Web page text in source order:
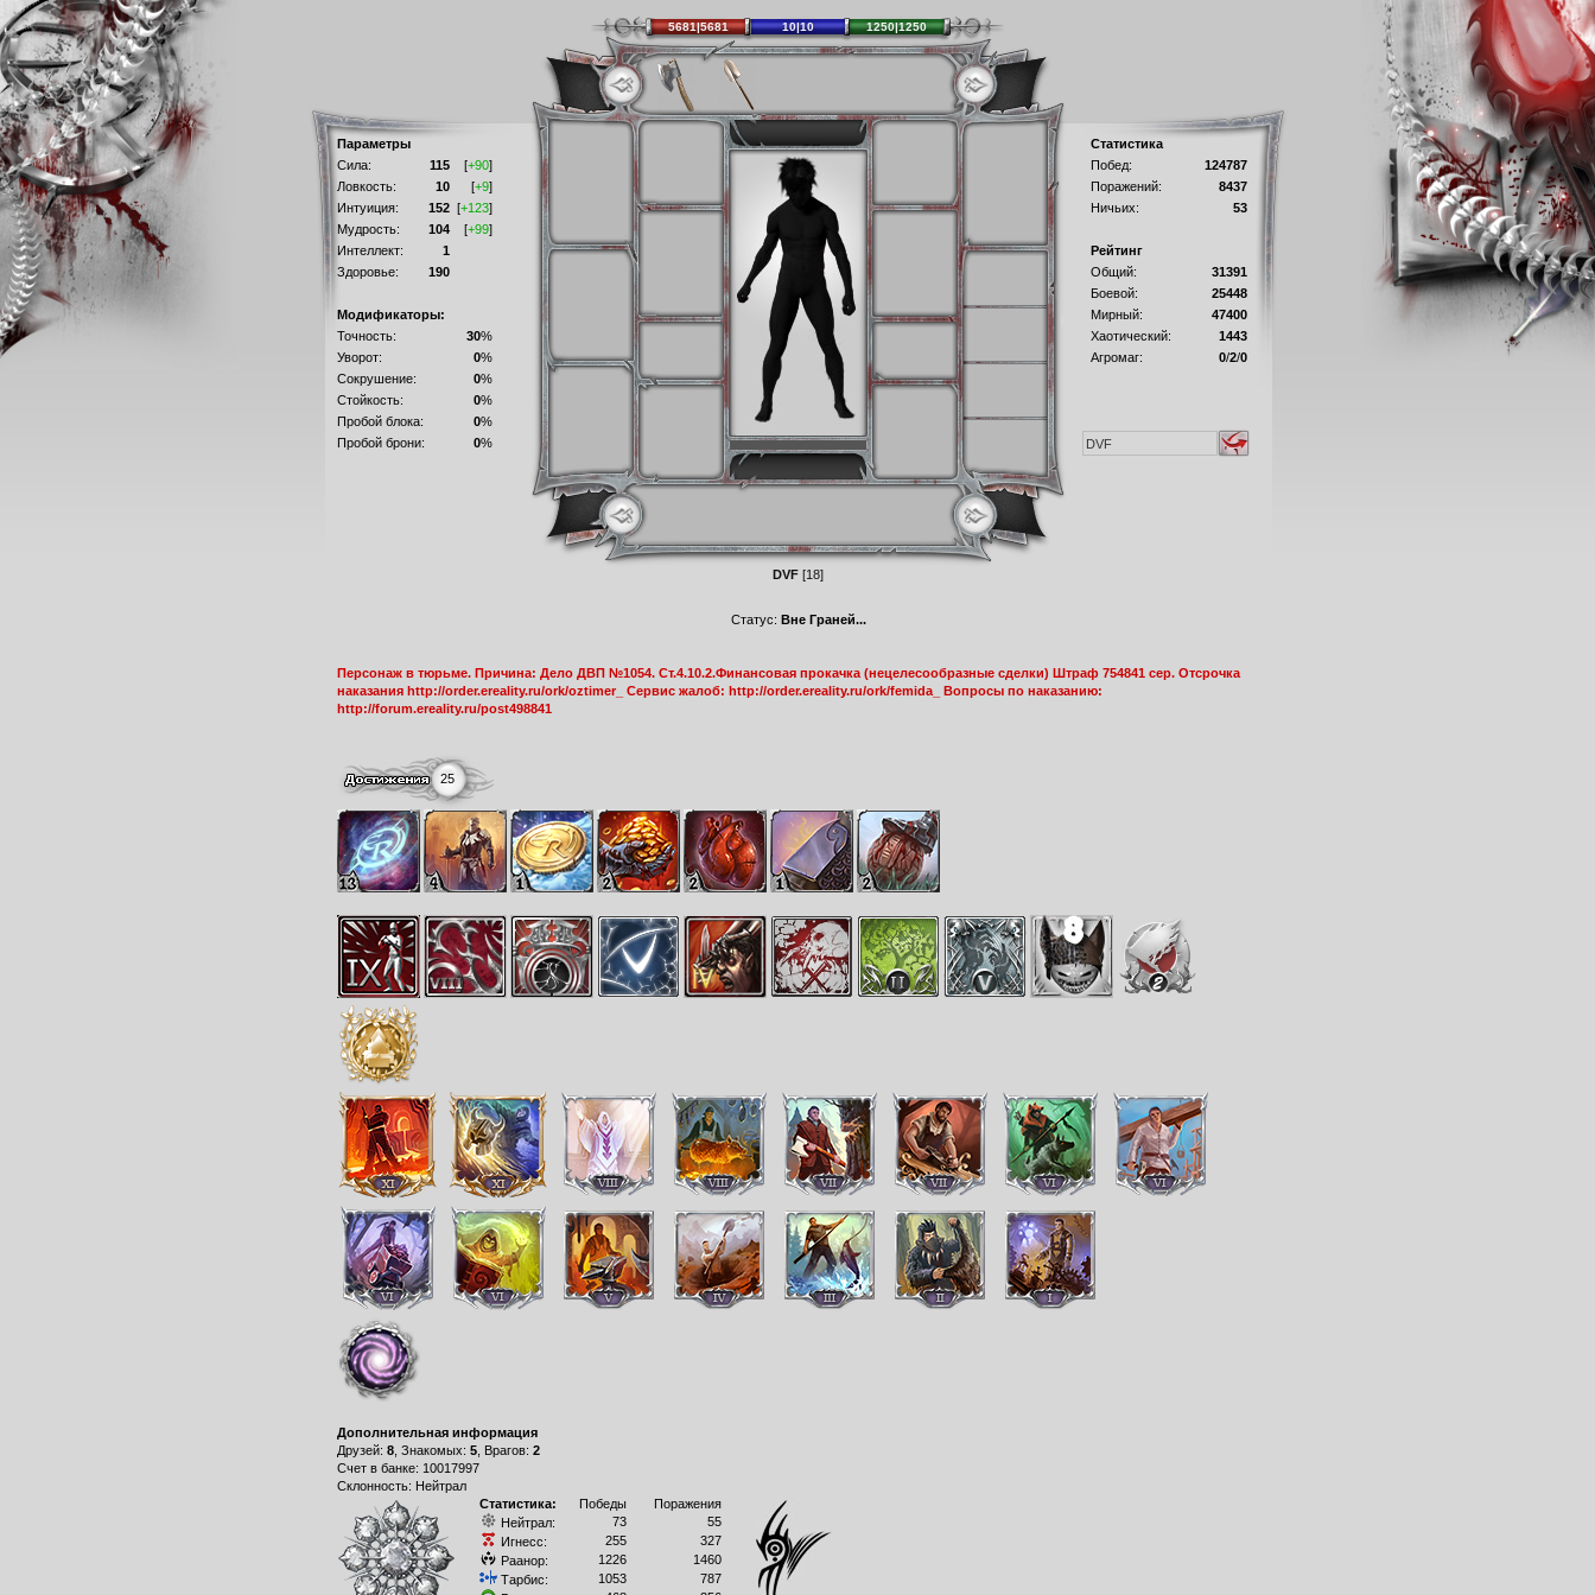
Параметры
Сила:
115 [+90]
Ловкость:
10 [+9]
Интуиция:
152 [+123]
Мудрость:
104 [+99]
Интеллект:
1
Здоровье:
190
Модификаторы:
Точность:
30%
Уворот:
0%
Сокрушение:
0%
Стойкость:
0%
Пробой блока:
0%
Пробой брони:
0%
Статистика
Побед:
124787
Поражений:
8437
Ничьих:
53
Рейтинг
Общий:
31391
Боевой:
25448
Мирный:
47400
Хаотический:
1443
Агромаг:
0/2/0
Статус: Вне Граней...
Персонаж в тюрьме. Причина: Дело ДВП №1054. Ст.4.10.2.Финансовая прокачка (нецелесообразные сделки) Штраф 754841 сер. Отсрочка
наказания http://order.ereality.ru/ork/oztimer_ Сервис жалоб: http://order.ereality.ru/ork/femida_ Вопросы по наказанию:
http://forum.ereality.ru/post498841
25
Дополнительная информация
Друзей: 8, Знакомых: 5, Врагов: 2
Счет в банке: 10017997
Склонность: Нейтрал
Статистика:
Победы
Поражения
Нейтрал:
73
55
Игнесс:
255
327
Раанор:
1226
1460
Тарбис:
1053
787
5681|5681 10|10 1250|1250
DVF [18]